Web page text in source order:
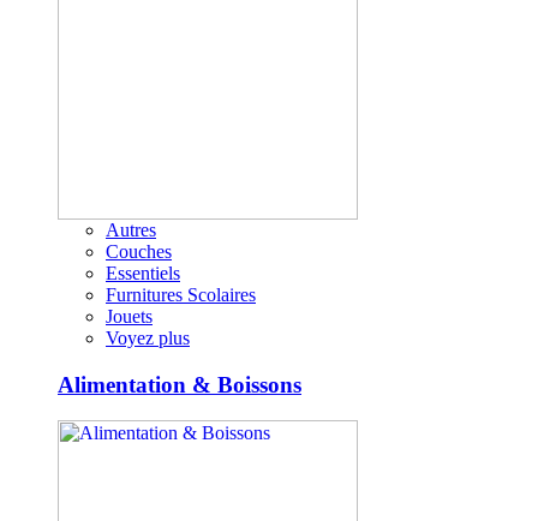
Autres
Couches
Essentiels
Furnitures Scolaires
Jouets
Voyez plus
Alimentation & Boissons